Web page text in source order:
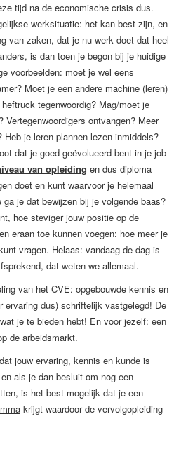
tijd na de economische crisis dus.
werksituatie: het kan best zijn, en
van zaken, dat je nu werk doet dat heel
is dan toen je begon bij je huidige
voorbeelden: moet je wel eens
Moet je een andere machine (leren)
tegenwoordig? Mag/moet je
Vertegenwoordigers ontvangen? Meer
Heb je leren plannen lezen inmiddels?
dat je goed geëvolueerd bent in je job
van opleiding en dus diploma
doet en kunt waarvoor je helemaal
ga je dat bewijzen bij je volgende baas?
hoe steviger jouw positie op de
eraan toe kunnen voegen: hoe meer je
vragen. Helaas: vandaag de dag is
dat weten we allemaal.
van het CVE: opgebouwde kennis en
ervaring dus) schriftelijk vastgelegd! De
je te bieden hebt! En voorjezelf: een
de arbeidsmarkt.
jouw ervaring, kennis en kunde is
als je dan besluit om nog een
is het best mogelijk dat je een
krijgt waardoor de vervolgopleiding